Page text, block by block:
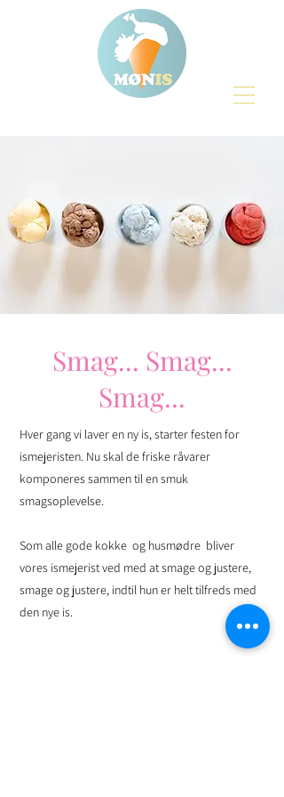
Smag... Smag...
Smag...
Hver gang vi laver en ny is, starter festen for
ismejeristen. Nu skal de friske råvarer
komponeres sammen til en smuk
smagsoplevelse.
Som alle gode kokke og husmødre bliver
vores ismejerist ved med at smage og justere,
smage og justere, indtil hun er helt tilfreds med
den nye is.